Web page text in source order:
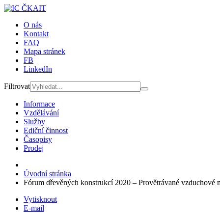
O nás
Kontakt
FAQ
Mapa stránek
FB
LinkedIn
Filtrovat
Informace
Vzdělávání
Služby
Ediční činnost
Časopisy
Prodej
Úvodní stránka
Fórum dřevěných konstrukcí 2020 – Provětrávané vzduchové
Vytisknout
E-mail